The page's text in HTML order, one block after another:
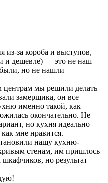
из-за короба и выступов,
и дешевле) — это не наш
но не нашли
центрам мы решили делать
замерщика, он все
именно такой, как
окончательно. Не
но кухня идеально
мне нравится.
нашу кухню-
стенам, им пришлось
но результат